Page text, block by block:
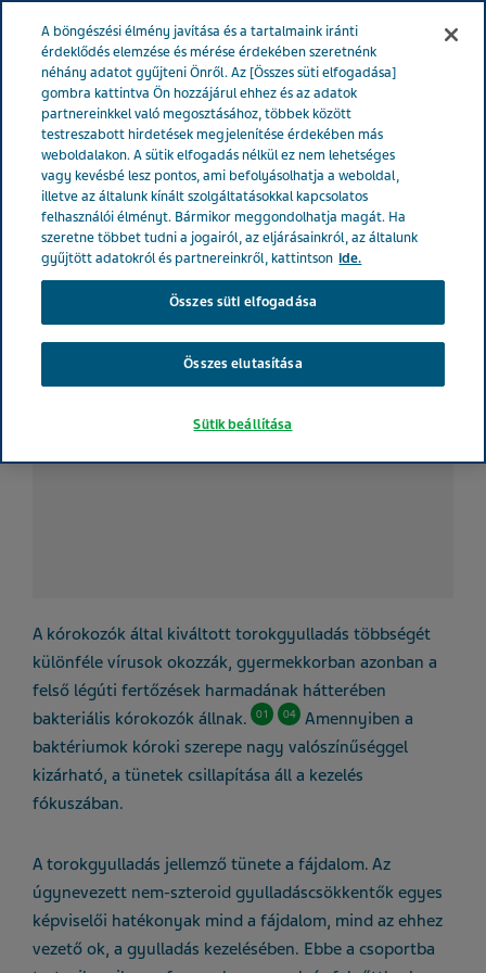
Magyarország Betegeknek Megfázás
kezelésének fontossága és gyógyszeres lehetőségei
A torokgyulladás
kezelésének fontossága és
gyógyszeres lehetőségei
A kórokozók által kiváltott torokgyulladás többségét
különféle vírusok okozzák, gyermekkorban azonban a
felső légúti fertőzések harmadának hátterében
bakteriális kórokozók állnak. 01 04
Amennyiben a
baktériumok kóroki szerepe nagy valószínűséggel
kizárható, a tünetek csillapítása áll a kezelés
fókuszában.
A torokgyulladás jellemző tünete a fájdalom. Az
úgynevezett nem-szteroid gyulladáscsökkentők egyes
képviselői hatékonyak mind a fájdalom, mind az ehhez
vezető ok, a gyulladás kezelésében. Ebbe a csoportba
A böngészési élmény javítása és a tartalmaink iránti
érdeklődés elemzése és mérése érdekében szeretnénk
néhány adatot gyűjteni Önről. Az [Összes süti elfogadása]
gombra kattintva Ön hozzájárul ehhez és az adatok
partnereinkkel való megosztásához, többek között
testreszabott hirdetések megjelenítése érdekében más
weboldalakon. A sütik elfogadás nélkül ez nem lehetséges
vagy kevésbé lesz pontos, ami befolyásolhatja a weboldal,
illetve az általunk kínált szolgáltatásokkal kapcsolatos
felhasználói élményt. Bármikor meggondolhatja magát. Ha
szeretne többet tudni a jogairól, az eljárásainkról, az általunk
gyűjtött adatokról és partnereinkről, kattintson ide.
Összes süti elfogadása
Összes elutasítása
Sütik beállítása